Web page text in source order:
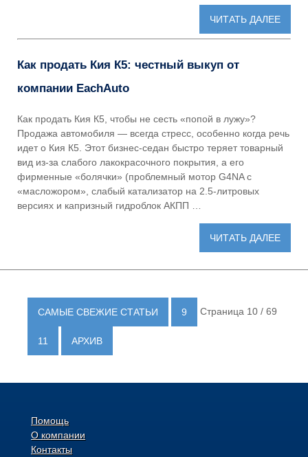
ЧИТАТЬ ДАЛЕЕ
Как продать Кия К5: честный выкуп от
компании EachAuto
Как продать Кия К5, чтобы не сесть «попой в лужу»?
Продажа автомобиля — всегда стресс, особенно когда речь
идет о Кия К5. Этот бизнес-седан быстро теряет товарный
вид из-за слабого лакокрасочного покрытия, а его
фирменные «болячки» (проблемный мотор G4NA с
«масложором», слабый катализатор на 2.5-литровых
версиях и капризный гидроблок АКПП …
ЧИТАТЬ ДАЛЕЕ
САМЫЕ СВЕЖИЕ СТАТЬИ 9 Страница 10 / 69
11 АРХИВ
Помощь
О компании
Контакты